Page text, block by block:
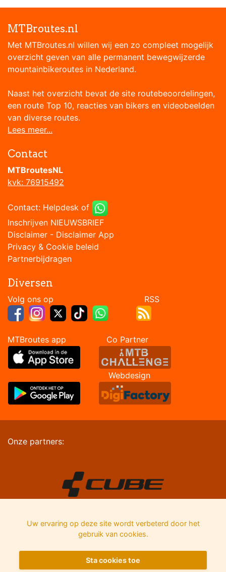
MTBroutes.nl
Met MTBroutes.nl willen wij een zo compleet mogelijk
overzicht geven van alle permanent bewegwijzerde
mountainbikeroutes in Nederland.
Naast het overzicht bevat de site routebeoordelingen,
een route Top 10, reacties van bikers en videobeelden
van diverse routes.
Lees meer...
Contact
MTBroutesNL
kvk: 76915492
Contact: Helpdesk of
Inschrijven NIEUWSBRIEF
Disclaimer - Disclaimer App
Privacy & Cookie beleid
Partnerbijdragen
Diversen
Volg ons op RSS
MTBroutes app Co Partner
Webdesign
Onze partners:
Uw ervaring op deze site wordt verbeterd door het
gebruik van cookies.
Sta cookies toe